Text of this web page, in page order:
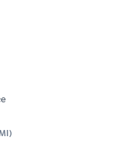
)